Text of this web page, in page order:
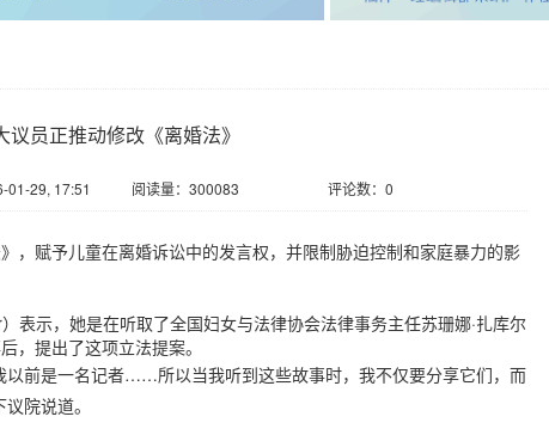
议员正推动修改《离婚法》
01-29, 17:51 阅读量：300083 评论数：0
，赋予儿童在离婚诉讼中的发言权，并限制胁迫控制和家庭暴力的影
表示，她是在听取了全国妇女与法律协会法律事务主任苏珊娜·扎库尔
，提出了这项立法提案。
以前是一名记者……所以当我听到这些故事时，我不仅要分享它们，而
院说道。